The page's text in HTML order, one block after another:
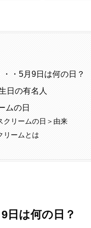
・5月9日は何の日？
日の有名人
ムの日
クリームの日＞由来
リームとは
日は何の日？